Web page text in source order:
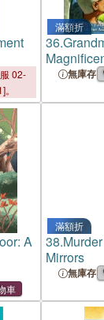
02-
滿額折
36.
無庫存
A
滿額折
38.
Mirrors
無庫存